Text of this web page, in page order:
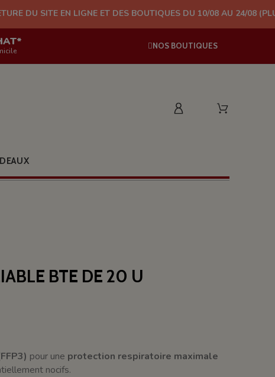
EN LIGNE ET DES BOUTIQUES DU 10/08 AU 24/08 (PLUS
NOS BOUTIQUES
BTE DE 20 U
pour une protection respiratoire maximale
nocifs.